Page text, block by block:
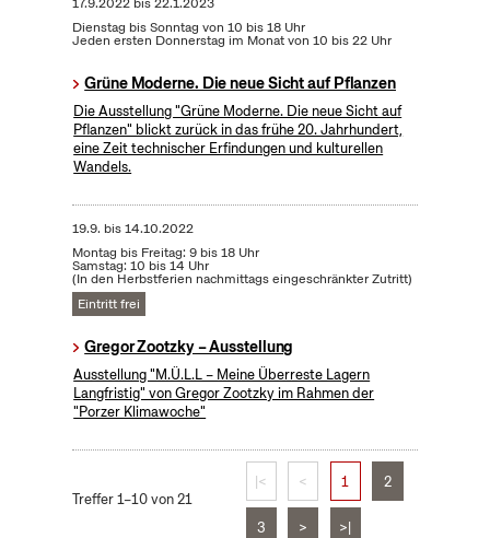
Dienstag bis Sonntag von 10 bis 18 Uhr
Jeden ersten Donnerstag im Monat von 10 bis 22 Uhr
Grüne Moderne. Die neue Sicht auf Pflanzen
Die Ausstellung "Grüne Moderne. Die neue Sicht auf
Pflanzen" blickt zurück in das frühe 20. Jahrhundert,
eine Zeit technischer Erfindungen und kulturellen
Wandels.
19.9. bis14.10.2022
Montag bis Freitag: 9 bis 18 Uhr
Samstag: 10 bis 14 Uhr
(In den Herbstferien nachmittags eingeschränkter Zutritt)
Eintritt frei
Gregor Zootzky – Ausstellung
Ausstellung "M.Ü.L.L – Meine Überreste Lagern
Langfristig" von Gregor Zootzky im Rahmen der
"Porzer Klimawoche"
Treffer 1–10 von 21
|< < 1 2
3 > >|